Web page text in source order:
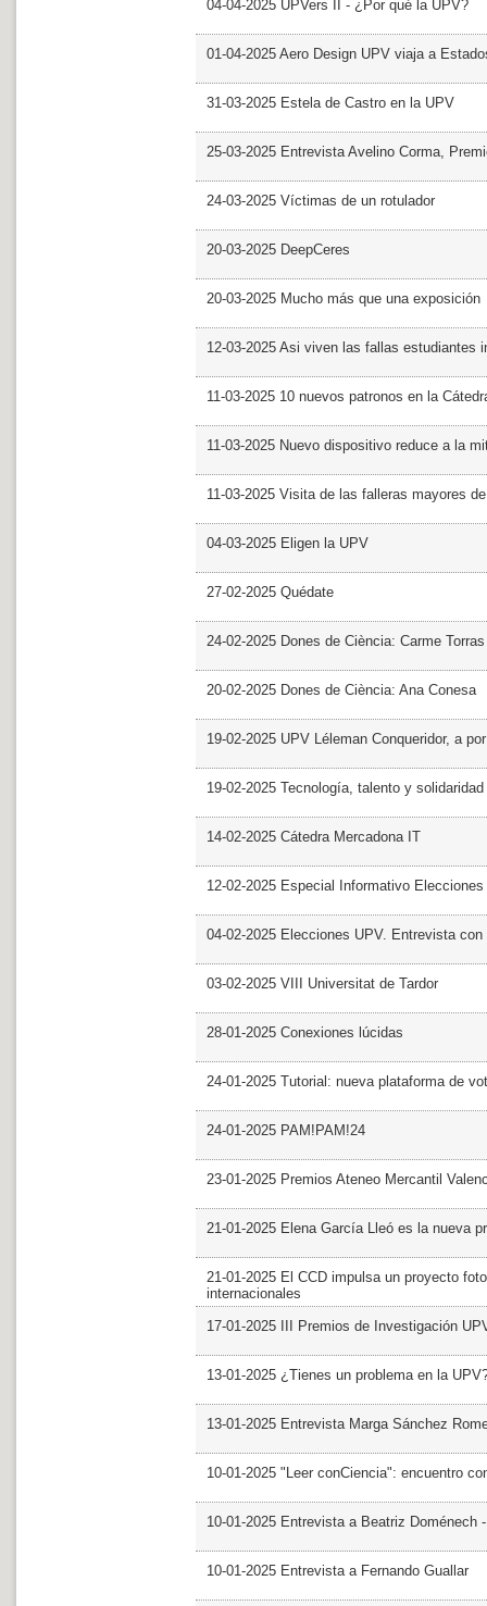
04-04-2025 UPVers II - ¿Por qué la UPV?
01-04-2025 Aero Design UPV viaja a
31-03-2025 Estela de Castro en la UPV
25-03-2025 Entrevista Avelino Corma,
24-03-2025 Víctimas de un rotulador
20-03-2025 DeepCeres
20-03-2025 Mucho más que una exposición
12-03-2025 Asi viven las fallas estudiantes
11-03-2025 10 nuevos patronos en la
11-03-2025 Nuevo dispositivo reduce a la
11-03-2025 Visita de las falleras mayores
04-03-2025 Eligen la UPV
27-02-2025 Quédate
24-02-2025 Dones de Ciència: Carme Torras
20-02-2025 Dones de Ciència: Ana Conesa
19-02-2025 UPV Léleman Conqueridor, a
19-02-2025 Tecnología, talento y
14-02-2025 Cátedra Mercadona IT
12-02-2025 Especial Informativo Elecciones
04-02-2025 Elecciones UPV. Entrevista con
03-02-2025 VIII Universitat de Tardor
28-01-2025 Conexiones lúcidas
24-01-2025 Tutorial: nueva plataforma de
24-01-2025 PAM!PAM!24
23-01-2025 Premios Ateneo Mercantil
21-01-2025 Elena García Lleó es la nueva
21-01-2025 El CCD impulsa un proyecto
internacionales
17-01-2025 III Premios de Investigación
13-01-2025 ¿Tienes un problema en la
13-01-2025 Entrevista Marga Sánchez
10-01-2025 "Leer conCiencia": encuentro
10-01-2025 Entrevista a Beatriz Doménech
10-01-2025 Entrevista a Fernando Guallar